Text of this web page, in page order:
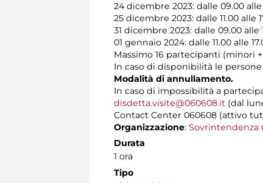
24 dicembre 2023: dalle 09.00 alle
25 dicembre 2023: dalle 11.00 alle
31 dicembre 2023: dalle 09.00 alle
01 gennaio 2024: dalle 11.00 alle
Massimo 16 partecipanti (minori
In caso di disponibilità le
Modalità di annullamento.
In caso di impossibilità a
disdetta.visite@060608.it (dal
Contact Center 060608 (attivo
Organizzazione: Sovrintendenza
Durata
1 ora
Tipo